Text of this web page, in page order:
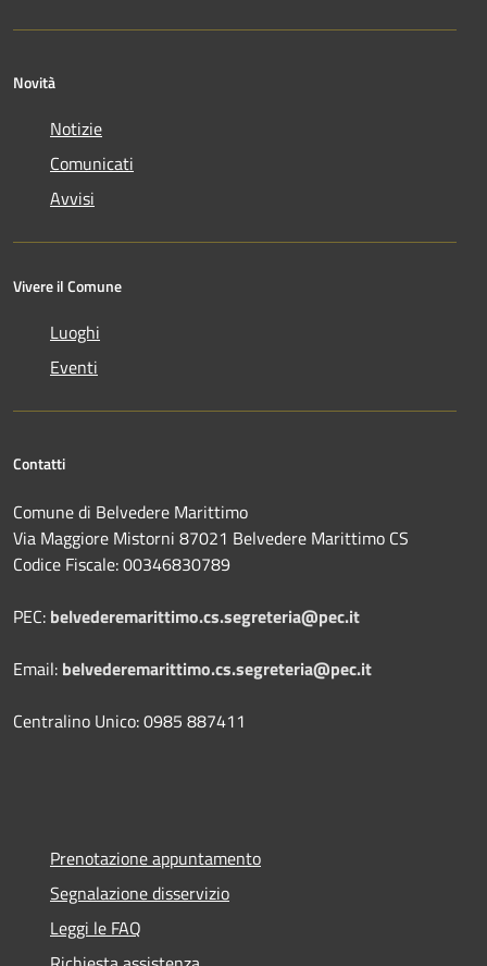
Novità
Notizie
Comunicati
Avvisi
Vivere il Comune
Luoghi
Eventi
Contatti
Comune di Belvedere Marittimo
Via Maggiore Mistorni 87021 Belvedere Marittimo CS
Codice Fiscale: 00346830789
PEC: belvederemarittimo.cs.segreteria@pec.it
Email: belvederemarittimo.cs.segreteria@pec.it
Centralino Unico: 0985 887411
Prenotazione appuntamento
Segnalazione disservizio
Leggi le FAQ